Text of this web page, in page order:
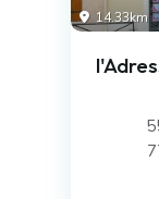
14.33km